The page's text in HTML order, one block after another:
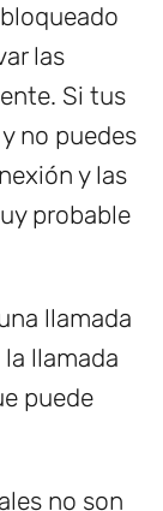
las
Si tus
no puedes
y las
probable
llamada
llamada
puede
no son